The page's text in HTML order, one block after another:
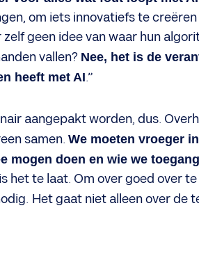
om iets innovatiefs te
zelf geen idee van waar hun
vallen? Nee, het is de
heeft met AI.”
aangepakt worden, dus.
samen. We moeten vroeger
mogen doen en wie we
het te laat. Om over goed over
Het gaat niet alleen over de